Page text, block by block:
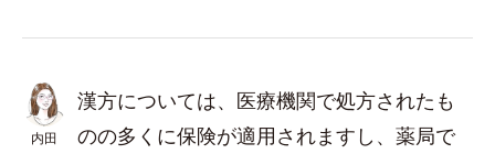
内田
漢方については、医療機関で処方されたも
のの多くに保険が適用されますし、薬局で